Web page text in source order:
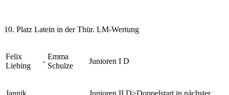
10. Platz Latein in der Thür. LM-Wertung
Felix
Liebing
-
Emma
Schulze
Junioren I D